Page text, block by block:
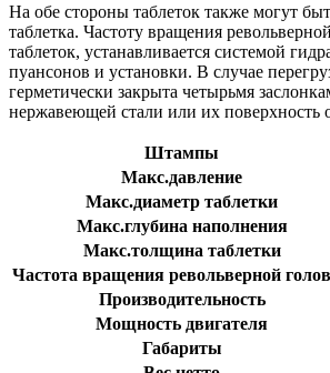
На обе стороны таблеток также могут
таблетка. Частоту вращения
таблеток, устанавливается системой
пуансонов и установки. В случае
герметически закрыта четырьмя
нержавеющей стали или их поверхность
Штампы
Макс.давление
Макс.диаметр таблетки
Макс.глубина наполнения
Макс.толщина таблетки
Частота вращения револьверной
Производительность
Мощность двигателя
Габариты